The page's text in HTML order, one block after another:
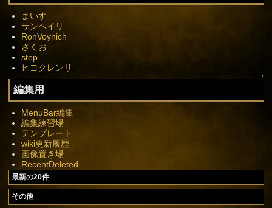
まいす
サンヘイリ
RonVoynich
ざくお
step
ヒヨクレンリ
↑
編集用
MenuBar編集
編集練習場
テンプレート
wiki更新履歴
画像置き場
RecentDeleted
最新の20件
その他